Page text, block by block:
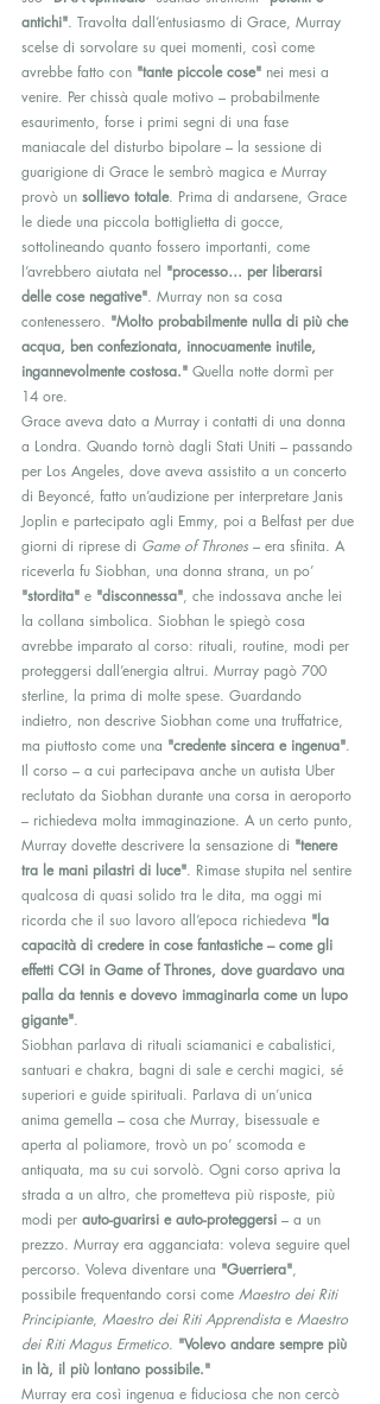
antichi". Travolta dall’entusiasmo di Grace, Murray
scelse di sorvolare su quei momenti, così come
avrebbe fatto con "tante piccole cose" nei mesi a
venire. Per chissà quale motivo – probabilmente
esaurimento, forse i primi segni di una fase
maniacale del disturbo bipolare – la sessione di
guarigione di Grace le sembrò magica e Murray
provò un sollievo totale. Prima di andarsene, Grace
le diede una piccola bottiglietta di gocce,
sottolineando quanto fossero importanti, come
l’avrebbero aiutata nel "processo… per liberarsi
delle cose negative". Murray non sa cosa
contenessero. "Molto probabilmente nulla di più che
acqua, ben confezionata, innocuamente inutile,
ingannevolmente costosa." Quella notte dormì per
14 ore.
Grace aveva dato a Murray i contatti di una donna
a Londra. Quando tornò dagli Stati Uniti – passando
per Los Angeles, dove aveva assistito a un concerto
di Beyoncé, fatto un’audizione per interpretare Janis
Joplin e partecipato agli Emmy, poi a Belfast per due
giorni di riprese di Game of Thrones – era sfinita. A
riceverla fu Siobhan, una donna strana, un po’
"stordita" e "disconnessa", che indossava anche lei
la collana simbolica. Siobhan le spiegò cosa
avrebbe imparato al corso: rituali, routine, modi per
proteggersi dall’energia altrui. Murray pagò 700
sterline, la prima di molte spese. Guardando
indietro, non descrive Siobhan come una truffatrice,
ma piuttosto come una "credente sincera e ingenua".
Il corso – a cui partecipava anche un autista Uber
reclutato da Siobhan durante una corsa in aeroporto
– richiedeva molta immaginazione. A un certo punto,
Murray dovette descrivere la sensazione di "tenere
tra le mani pilastri di luce". Rimase stupita nel sentire
qualcosa di quasi solido tra le dita, ma oggi mi
ricorda che il suo lavoro all’epoca richiedeva "la
capacità di credere in cose fantastiche – come gli
effetti CGI in Game of Thrones, dove guardavo una
palla da tennis e dovevo immaginarla come un lupo
gigante".
Siobhan parlava di rituali sciamanici e cabalistici,
santuari e chakra, bagni di sale e cerchi magici, sé
superiori e guide spirituali. Parlava di un’unica
anima gemella – cosa che Murray, bisessuale e
aperta al poliamore, trovò un po’ scomoda e
antiquata, ma su cui sorvolò. Ogni corso apriva la
strada a un altro, che prometteva più risposte, più
modi per auto-guarirsi e auto-proteggersi – a un
prezzo. Murray era agganciata: voleva seguire quel
percorso. Voleva diventare una "Guerriera",
possibile frequentando corsi come Maestro dei Riti
Principiante, Maestro dei Riti Apprendista e Maestro
dei Riti Magus Ermetico. "Volevo andare sempre più
in là, il più lontano possibile."
Murray era così ingenua e fiduciosa che non cercò